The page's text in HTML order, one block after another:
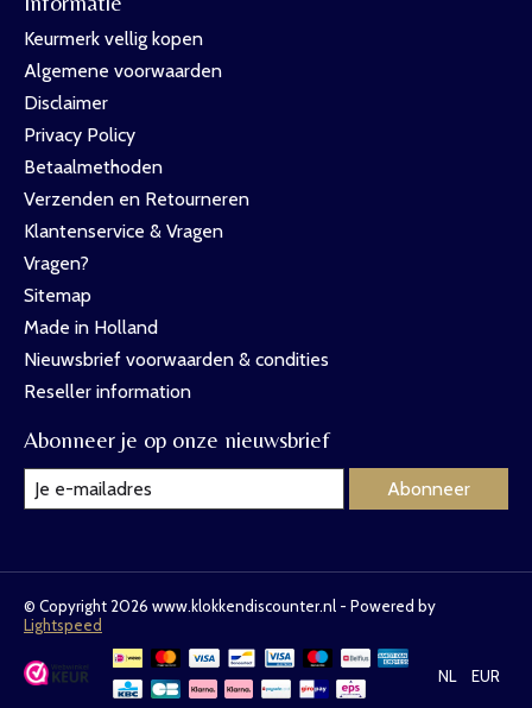
Keurmerk vellig kopen
Algemene voorwaarden
Disclaimer
Privacy Policy
Betaalmethoden
Verzenden en Retourneren
Klantenservice & Vragen
Vragen?
Sitemap
Made in Holland
Nieuwsbrief voorwaarden & condities
Reseller information
Abonneer je op onze nieuwsbrief
Abonneer
© Copyright 2026 www.klokkendiscounter.nl - Powered by
Lightspeed
NL EUR